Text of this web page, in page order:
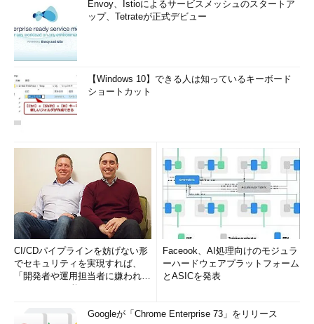
Envoy、Istioによるサービスメッシュのスタートア
ップ、Tetrateが正式デビュー
【Windows 10】できる人は知っているキーボード
ショートカット
CI/CDパイプラインを妨げない形
でセキュリティを実現すれば、
「開発者や運用担当者に嫌われな
Faceook、AI処理向けのモジュラ
ーハードウェアプラットフォーム
とASICを発表
Googleが「Chrome Enterprise 73」をリリース